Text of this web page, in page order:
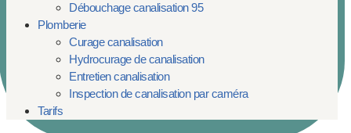
Débouchage canalisation 95
Plomberie
Curage canalisation
Hydrocurage de canalisation
Entretien canalisation
Inspection de canalisation par caméra
Tarifs